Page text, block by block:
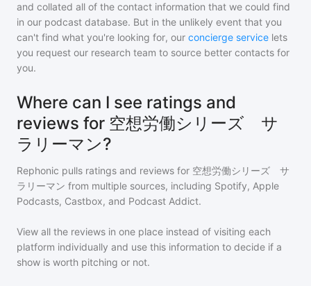
and collated all of the contact information that we could find
in our podcast database. But in the unlikely event that you
can't find what you're looking for, our concierge service lets
you request our research team to source better contacts for
you.
Where can I see ratings and
reviews for 空想労働シリーズ サ
ラリーマン?
Rephonic pulls ratings and reviews for 空想労働シリーズ サ
ラリーマン from multiple sources, including Spotify, Apple
Podcasts, Castbox, and Podcast Addict.
View all the reviews in one place instead of visiting each
platform individually and use this information to decide if a
show is worth pitching or not.